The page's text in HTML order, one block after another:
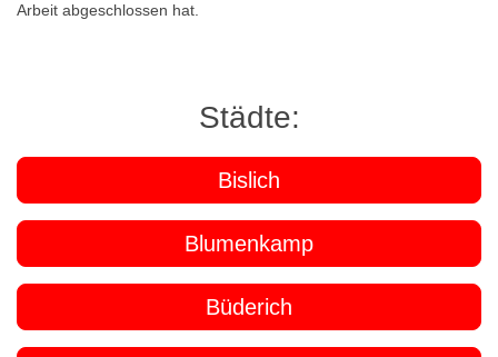
Arbeit abgeschlossen hat.
Städte:
Bislich
Blumenkamp
Büderich